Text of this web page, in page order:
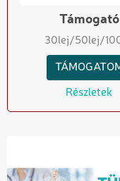
Támogató
30lej/50lej/
Részletek